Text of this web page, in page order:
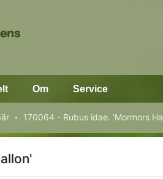
Om Service
170064 - Rubus idae. 'Mormors